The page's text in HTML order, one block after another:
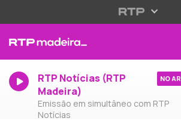
RTP Notícias (RTP
Madeira)
Emissão em simultâneo com RTP
Notícias
NO AR